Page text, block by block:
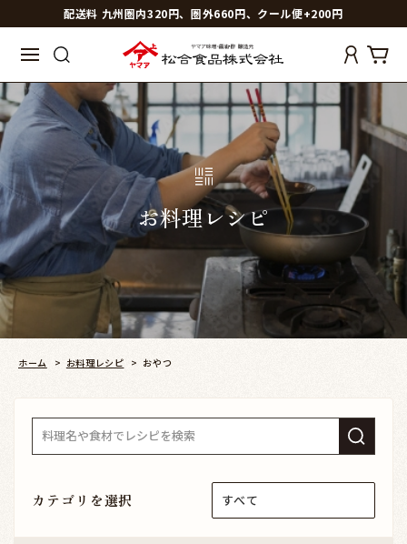
配送料 九州圏内320円、圏外660円、クール便+200円
お料理レシピ
ホーム > お料理レシピ > おやつ
カテゴリを選択